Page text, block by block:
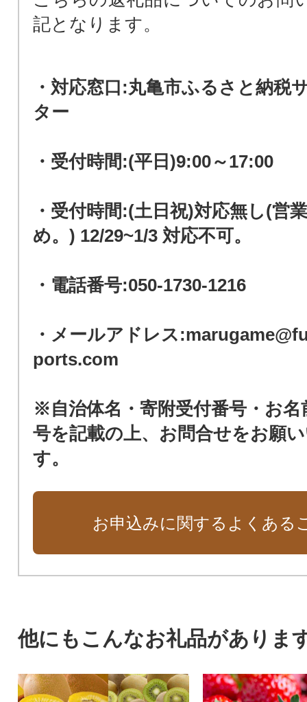
記となります。
・対応窓口:丸亀市ふるさと納税
ター
・受付時間:(平日)9:00～17:00
・受付時間:(土日祝)対応無し(営
め。) 12/29~1/3 対応不可。
・電話番号:050-1730-1216
・メールアドレス
ports.com
※自治体名・寄附受付番号・お名
号を記載の上、お問合せをお願
す。
お申込みに関するよくある
他にもこんなお礼品がありま